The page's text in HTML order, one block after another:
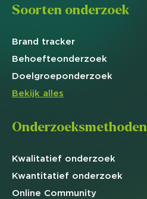
Soorten onderzoek
Brand tracker
Behoefteonderzoek
Doelgroeponderzoek
Bekijk alles
Onderzoeksmethoden
Kwalitatief onderzoek
Kwantitatief onderzoek
Online Community